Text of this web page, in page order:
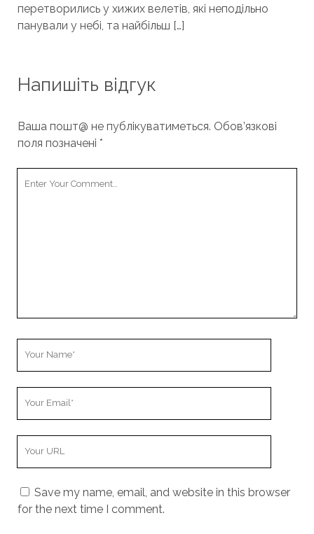
перетворились у хижих велетів, які неподільно
панували у небі, та найбільш […]
Напишіть відгук
Ваша пошт@ не публікуватиметься. Обов’язкові
поля позначені *
Save my name, email, and website in this browser
for the next time I comment.